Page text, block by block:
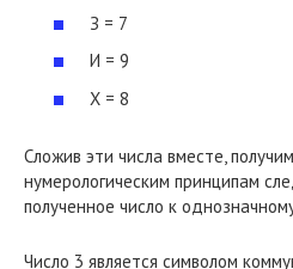
З = 7
И = 9
Х = 8
Сложив эти числа вместе,
нумерологическим принципам
полученное число к
Число 3 является символом